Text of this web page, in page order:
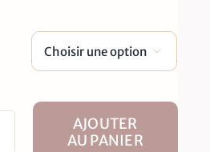

AJOUTER
AU PANIER